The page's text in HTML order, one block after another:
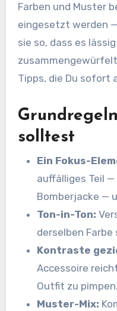
Farben und Muster
eingesetzt werden
sie so, dass es
Tipps, die Du sofort
solltest
Ein Fokus-
auffälliges Teil
Bomberjacke —
Ton-in-Ton:
derselben
Kontraste
Accessoire
Outfit zu pimpen.
Muster-Mix: